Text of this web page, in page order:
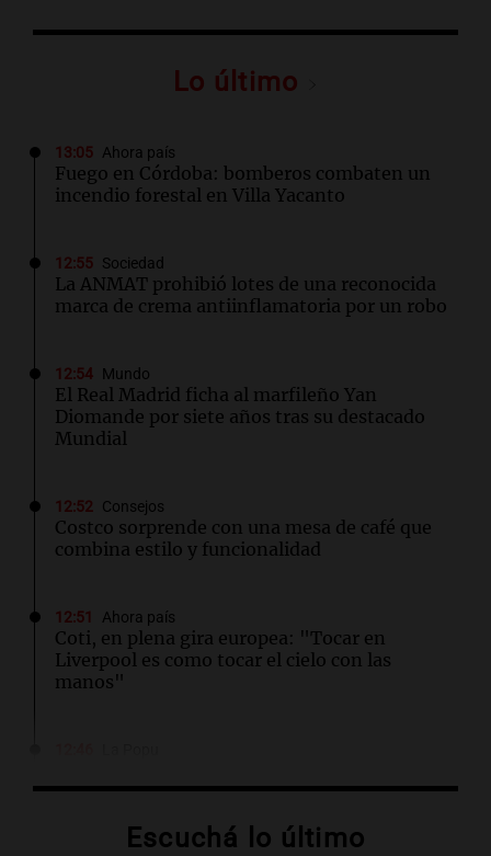
Lo último
13:05 Ahora país
Fuego en Córdoba: bomberos combaten un
incendio forestal en Villa Yacanto
12:55 Sociedad
La ANMAT prohibió lotes de una reconocida
marca de crema antiinflamatoria por un robo
12:54 Mundo
El Real Madrid ficha al marfileño Yan
Diomande por siete años tras su destacado
Mundial
12:52 Consejos
Costco sorprende con una mesa de café que
combina estilo y funcionalidad
12:51 Ahora país
Coti, en plena gira europea: "Tocar en
Liverpool es como tocar el cielo con las
manos"
de Sebastián y Germain
Escuchá lo último